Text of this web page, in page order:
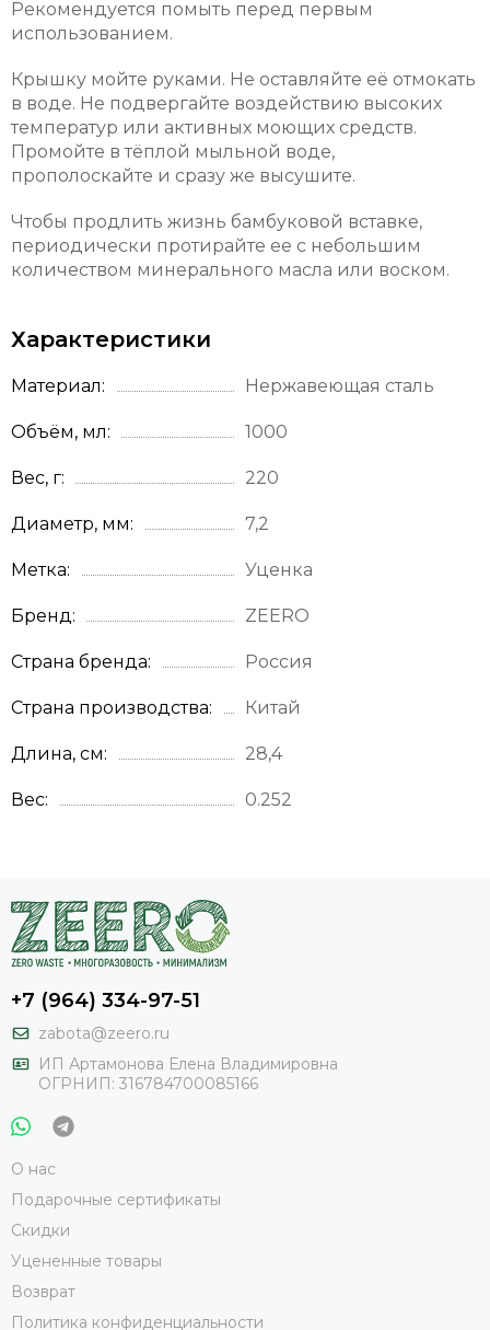
Рекомендуется помыть перед первым
использованием.
Крышку мойте руками. Не оставляйте её отмокать
в воде. Не подвергайте воздействию высоких
температур или активных моющих средств.
Промойте в тёплой мыльной воде,
прополоскайте и сразу же высушите.
Чтобы продлить жизнь бамбуковой вставке,
периодически протирайте ее с небольшим
количеством минерального масла или воском.
Характеристики
Материал Нержавеющая сталь
Объём, мл 1000
Вес, г 220
Диаметр, мм 7,2
Метка Уценка
Бренд ZEERO
Страна бренда Россия
Страна производства Китай
Длина, см 28,4
Вес 0.252
+7 (964) 334-97-51
zabota@zeero.ru
И П Артамонова Елена Владимировна
ОГРНИП: 316784700085166
О нас
Подарочные сертификаты
Скидки
Уцененные товары
Возврат
Политика конфиденциальности